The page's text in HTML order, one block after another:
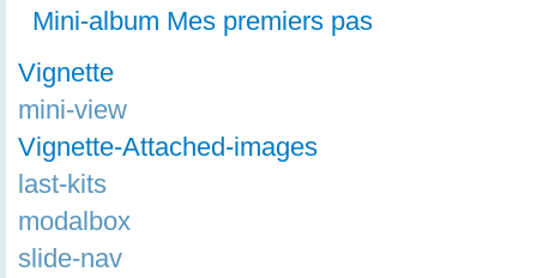
Mini-album Mes premiers pas
Vignette
mini-view
Vignette-Attached-images
last-kits
modalbox
slide-nav